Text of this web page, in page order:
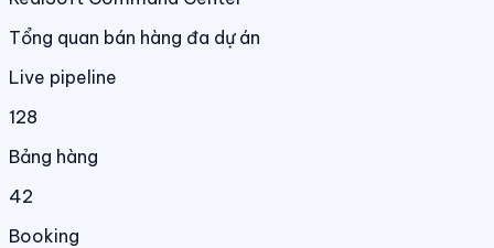
Tổng quan bán hàng đa dự án
Live pipeline
128
Bảng hàng
42
Booking